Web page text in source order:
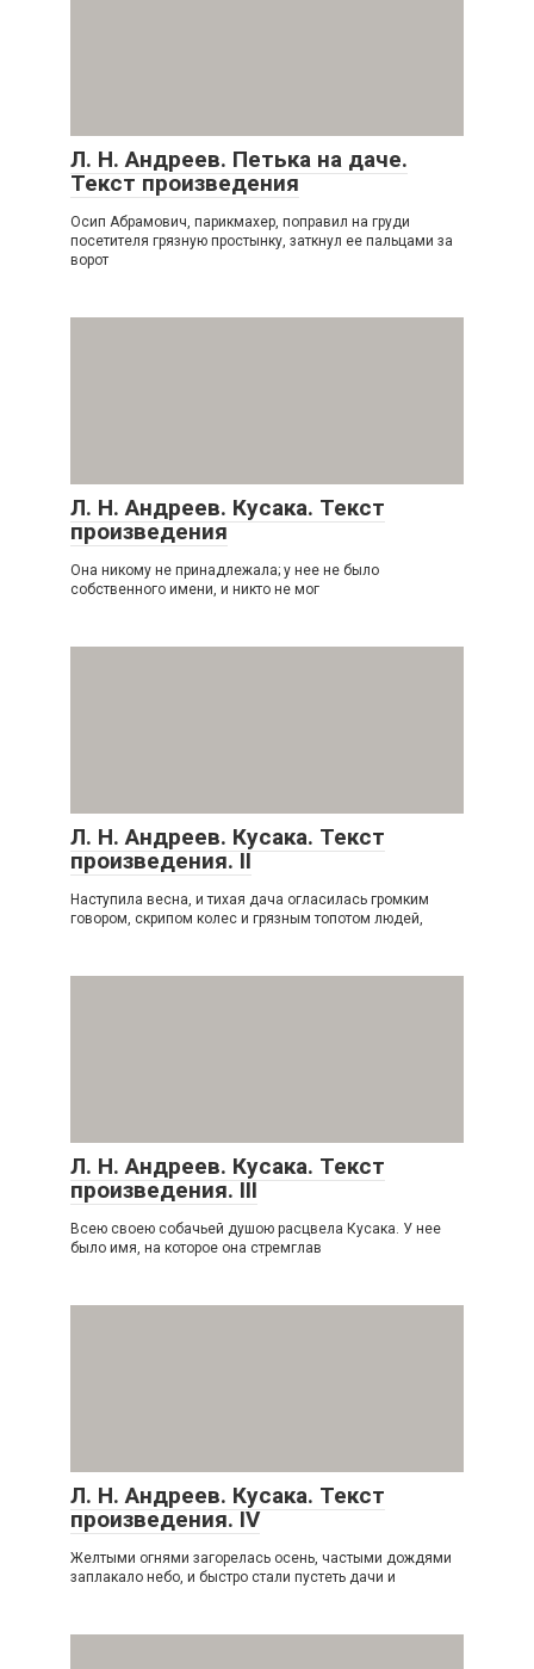
Л. Н. Андреев. Петька на даче.
Текст произведения
Осип Абрамович, парикмахер, поправил на груди
посетителя грязную простынку, заткнул ее пальцами за
ворот
Л. Н. Андреев. Кусака. Текст
произведения
Она никому не принадлежала; у нее не было
собственного имени, и никто не мог
Л. Н. Андреев. Кусака. Текст
произведения. II
Наступила весна, и тихая дача огласилась громким
говором, скрипом колес и грязным топотом людей,
Л. Н. Андреев. Кусака. Текст
произведения. III
Всею своею собачьей душою расцвела Кусака. У нее
было имя, на которое она стремглав
Л. Н. Андреев. Кусака. Текст
произведения. IV
Желтыми огнями загорелась осень, частыми дождями
заплакало небо, и быстро стали пустеть дачи и